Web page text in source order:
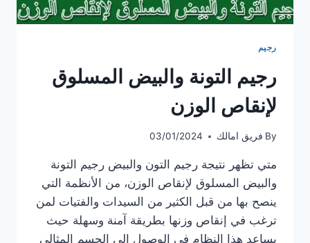
رجيم
رجيم التونة والبيض المسلوق
لإنقاص الوزن
By فريق امالك 03/01/2024
متي تظهر نتيجة رجيم التون والبيض رجيم التونة
والبيض المسلوق لإنقاص الوزن، من الأنظمة التي
ينصح بها من قبل الكثير من السيدات والفتيات لمن
ترغب في إنقاص وزنها بطريقة آمنة وسهلة حيث
يساعد هذا النظام في الوصول الي الجسم المثالي